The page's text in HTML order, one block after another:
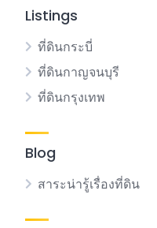
Listings
ที่ดินกระบี่
ที่ดินกาญจนบุรี
ที่ดินกรุงเทพ
Blog
สาระน่ารู้เรื่องที่ดิน